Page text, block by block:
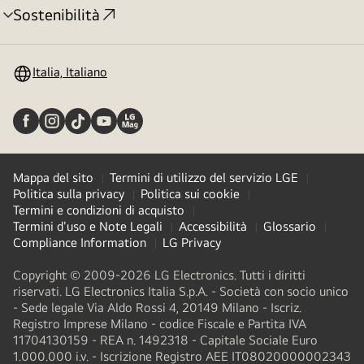
Sostenibilità
Attivazione
Italia, Italiano
Mappa del sito
Termini di utilizzo del servizio LGE
Politica sulla privacy
Politica sui cookie
Termini e condizioni di acquisto
Termini d'uso e Note Legali
Accessibilità
Glossario
Compliance Information
LG Privacy
Copyright © 2009-2026 LG Electronics. Tutti i diritti
riservati. LG Electronics Italia S.p.A. - Società con socio unico
- Sede legale Via Aldo Rossi 4, 20149 Milano - Iscriz.
Registro Imprese Milano - codice Fiscale e Partita IVA
11704130159 - REA n. 1492318 - Capitale Sociale Euro
1.000.000 i.v. - Iscrizione Registro AEE IT08020000002343​